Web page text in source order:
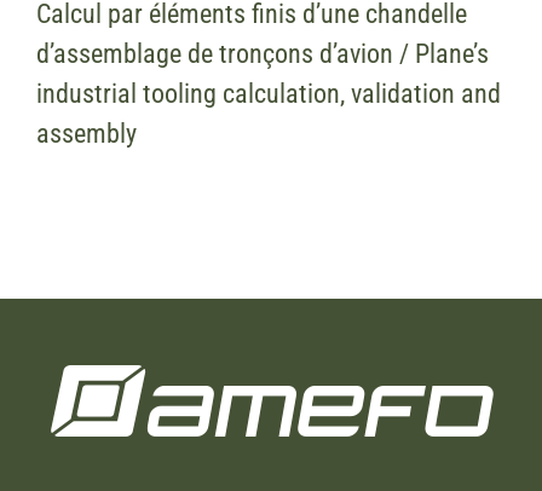
Calcul par éléments finis d’une chandelle
d’assemblage de tronçons d’avion / Plane’s
industrial tooling calculation, validation and
assembly